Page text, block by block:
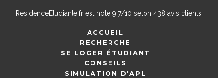
ResidenceEtudiante.frest noté 9,7/10 selon 438 avis clients.
ACCUEIL
RECHERCHE
SE LOGER ÉTUDIANT
CONSEILS
SIMULATION D'APL